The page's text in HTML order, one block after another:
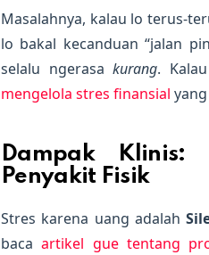
Masalahnya, kalau lo terus-
lo bakal kecanduan “jalan
selalu ngerasakurang.
mengelola stres finansial
Dampak Klinis:
Penyakit Fisik
Stres karena uang adalah
bacaartikel gue tentang